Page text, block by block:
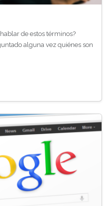
de estos términos?
alguna vez quiénes son